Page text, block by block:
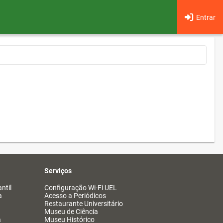
Entrar
Serviços
Configuração Wi-Fi UEL
Acesso a Periódicos
Restaurante Universitário
Museu de Ciência
Museu Histórico